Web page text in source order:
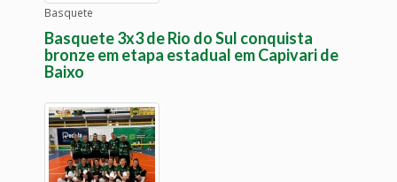
Basquete
Basquete 3x3 de Rio do Sul conquista
bronze em etapa estadual em Capivari de
Baixo